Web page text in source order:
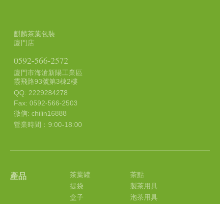
麒麟茶葉包裝
廈門店
0592-566-2572
廈門市海滄新陽工業區
霞飛路93號第3棟2樓
QQ: 2229284278
Fax: 0592-566-2503
微信: chilin16888
營業時間：9:00-18:00
產品
茶葉罐
提袋
盒子
茶點
製茶用具
泡茶用具